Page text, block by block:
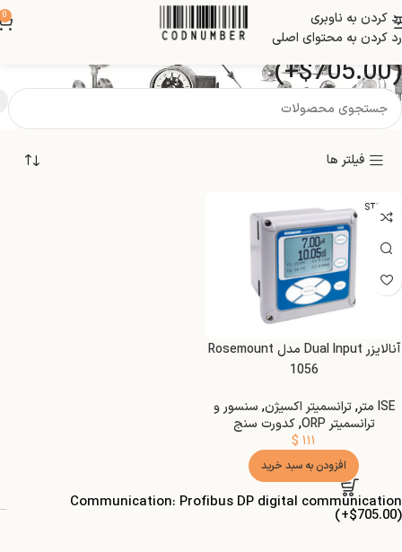
رد کردن به ناوبری
رد کردن به محتوای اصلی
0
Profibus DP digital communication
(+$705.00)
فیلتر ها
STOCK
آنالایزر Dual Input مدل Rosemount
1056
ISE متر
,ترانسمیتر اکسیژن, سنسور و
ترانسمیتر ORP
,کدورت سنج
$ ۱۱۱
افزودن به سبد خرید
Communication: Profibus DP digital communication
(+$705.00)